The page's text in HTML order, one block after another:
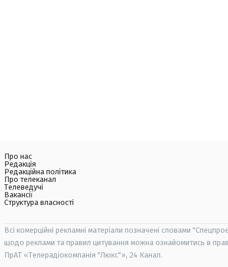
Про нас
Редакція
Редакційна політика
Про телеканал
Телеведучі
Вакансії
Структура власності
Всі комерційні рекламні матеріали позначені словами
щодо реклами та правил цитування можна ознайомитись в
ПрАТ «Телерадіокомпанія "Люкс"», 24 Канал.